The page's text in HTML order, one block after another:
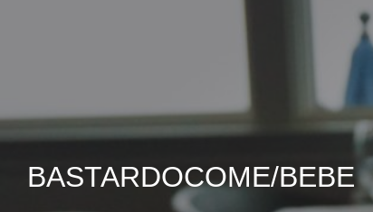
BASTARDOCOME/BEBE